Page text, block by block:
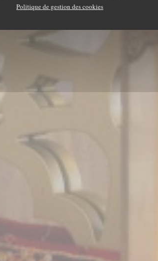
Politique de gestion des cookies
RÉSERVER